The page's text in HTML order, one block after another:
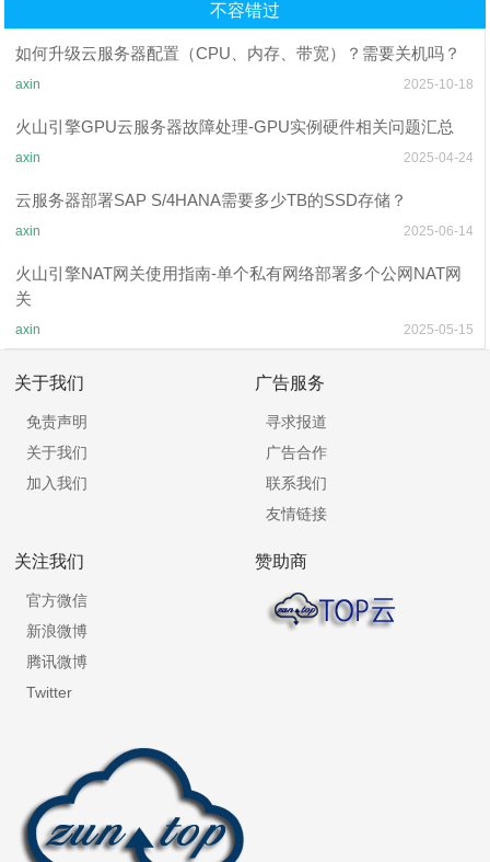
不容错过
如何升级云服务器配置（CPU、内存、带宽）？需要关机吗？
axin 2025-10-18
火山引擎GPU云服务器故障处理-GPU实例硬件相关问题汇总
axin 2025-04-24
云服务器部署SAP S/4HANA需要多少TB的SSD存储？
axin 2025-06-14
火山引擎NAT网关使用指南-单个私有网络部署多个公网NAT网
关
axin 2025-05-15
关于我们
免责声明
关于我们
加入我们
广告服务
寻求报道
广告合作
联系我们
友情链接
关注我们
官方微信
新浪微博
腾讯微博
Twitter
赞助商